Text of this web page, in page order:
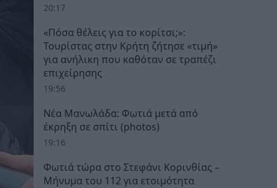
20:17
«Πόσα θέλεις για το κορίτσι;»:
Τουρίστας στην Κρήτη ζήτησε «τιμή»
για ανήλικη που καθόταν σε τραπέζι
επιχείρησης
19:56
Νέα Μανωλάδα: Φωτιά μετά από
έκρηξη σε σπίτι (photos)
19:16
Φωτιά τώρα στο Στεφάνι Κορινθίας –
Μήνυμα του 112 για ετοιμότητα